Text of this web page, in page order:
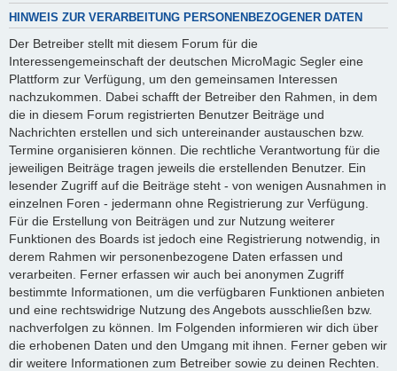
h
e
HINWEIS ZUR VERARBEITUNG PERSONENBEZOGENER DATEN
Der Betreiber stellt mit diesem Forum für die
Interessengemeinschaft der deutschen MicroMagic Segler eine
Plattform zur Verfügung, um den gemeinsamen Interessen
nachzukommen. Dabei schafft der Betreiber den Rahmen, in dem
die in diesem Forum registrierten Benutzer Beiträge und
Nachrichten erstellen und sich untereinander austauschen bzw.
Termine organisieren können. Die rechtliche Verantwortung für die
jeweiligen Beiträge tragen jeweils die erstellenden Benutzer. Ein
lesender Zugriff auf die Beiträge steht - von wenigen Ausnahmen in
einzelnen Foren - jedermann ohne Registrierung zur Verfügung.
Für die Erstellung von Beiträgen und zur Nutzung weiterer
Funktionen des Boards ist jedoch eine Registrierung notwendig, in
derem Rahmen wir personenbezogene Daten erfassen und
verarbeiten. Ferner erfassen wir auch bei anonymen Zugriff
bestimmte Informationen, um die verfügbaren Funktionen anbieten
und eine rechtswidrige Nutzung des Angebots ausschließen bzw.
nachverfolgen zu können. Im Folgenden informieren wir dich über
die erhobenen Daten und den Umgang mit ihnen. Ferner geben wir
dir weitere Informationen zum Betreiber sowie zu deinen Rechten.